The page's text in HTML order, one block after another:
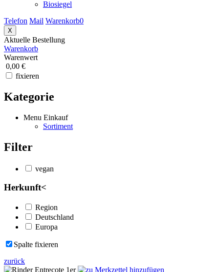
Biosiegel
Telefon Mail Warenkorb0
X
Aktuelle Bestellung
Warenkorb
Warenwert
0,00 €
fixieren
Kategorie
Menu Einkauf
Sortiment
Filter
vegan
Herkunft<
Region
Deutschland
Europa
Spalte fixieren
zurück